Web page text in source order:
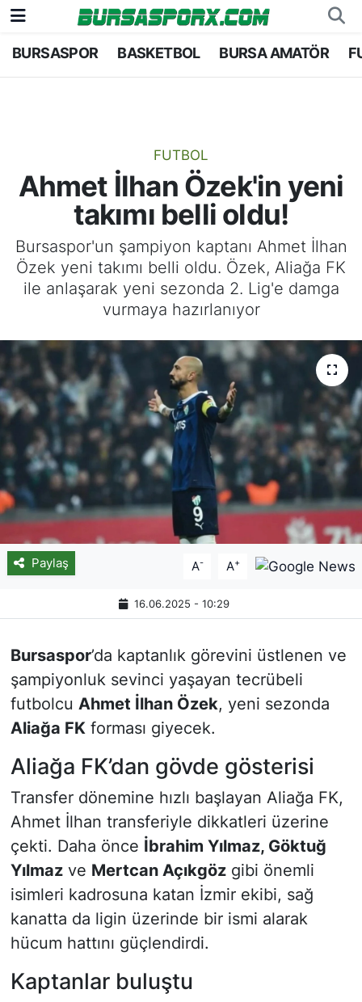
BURSASPOR BASKETBOL BURSA AMATÖR
FUTBOL
Ahmet İlhan Özek'in yeni
takımı belli oldu!
Bursaspor'un şampiyon kaptanı Ahmet İlhan
Özek yeni takımı belli oldu. Özek, Aliağa FK
ile anlaşarak yeni sezonda 2. Lig'e damga
vurmaya hazırlanıyor
Paylaş A- A+
16.06.2025 - 10:29
Bursaspor’da kaptanlık görevini üstlenen ve
şampiyonluk sevinci yaşayan tecrübeli
futbolcu Ahmet İlhan Özek, yeni sezonda
Aliağa FKforması giyecek.
Aliağa FK’dan gövde gösterisi
Transfer dönemine hızlı başlayan Aliağa FK,
Ahmet İlhan transferiyle dikkatleri üzerine
çekti. Daha önce İbrahim Yılmaz, Göktuğ
Yılmazve Mertcan Açıkgözgibi önemli
isimleri kadrosuna katan İzmir ekibi, sağ
kanatta da ligin üzerinde bir ismi alarak
hücum hattını güçlendirdi.
Kaptanlar buluştu
Bursaspor
Bursa Amatör
Hentbol
Voleybol
Bursa Nöbetçi Eczaneler
Bursa Trafik Yoğunluk Haritası
TFF 2.Lig Kırmızı Grup Puan Durumu ve Fikstür
Tüm Manşetler
Son Dakika Haberleri
Haber Arşivi